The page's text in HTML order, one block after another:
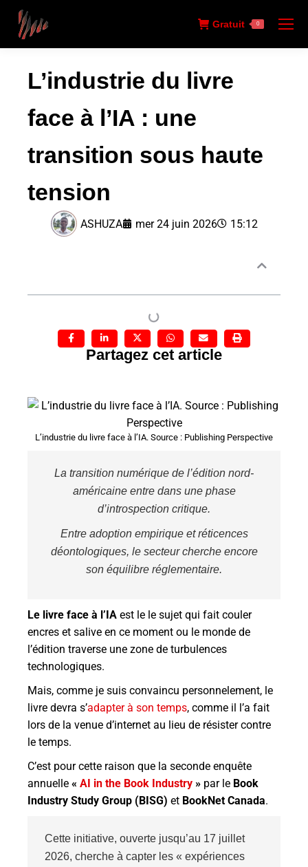
Gratuit 0
L’industrie du livre
face à l’IA : une
transition sous haute
tension
ASHUZA mer 24 juin 2026 15:12
Partagez cet article
L’industrie du livre face à l’IA. Source : Publishing Perspective
La transition numérique de l’édition nord-
américaine entre dans une phase
d’introspection critique.
Entre adoption empirique et réticences
déontologiques, le secteur cherche encore
son équilibre réglementaire.
Le livre face à l’IA est le le sujet qui fait couler
encres et salive en ce moment ou le monde de
l’édition traverse une zone de turbulences
technologiques.
Mais, comme je suis convaincu personnelement, le
livre devra s’adapter à son temps, comme il l’a fait
lors de la venue d’internet au lieu de résister contre
le temps.
C’est pour cette raison que la seconde enquête
annuelle « AI in the Book Industry » par le Book
Industry Study Group (BISG) et BookNet Canada.
Cette initiative, ouverte jusqu’au 17 juillet
2026, cherche à capter les « expériences